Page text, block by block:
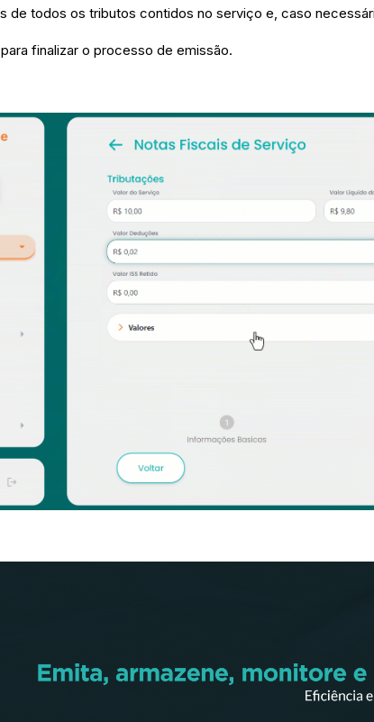
de todos os tributos contidos no serviço e, caso
finalizar o processo de emissão.